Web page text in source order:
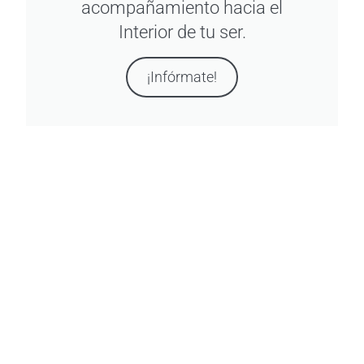
acompañamiento hacia el
Interior de tu ser.
¡Infórmate!